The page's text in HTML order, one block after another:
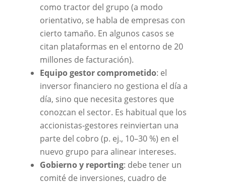
como tractor del grupo (a modo
orientativo, se habla de empresas con
cierto tamaño. En algunos casos se
citan plataformas en el entorno de 20
millones de facturación).
Equipo gestor comprometido: el
inversor financiero no gestiona el día a
día, sino que necesita gestores que
conozcan el sector. Es habitual que los
accionistas‑gestores reinviertan una
parte del cobro (p. ej., 10–30 %) en el
nuevo grupo para alinear intereses.
Gobierno y reporting: debe tener un
comité de inversiones, cuadro de